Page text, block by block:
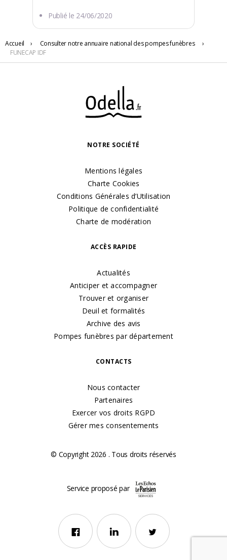
3 RUE PIERRE SEMARD
94370 Sucy-en-Brie
Publié le 24/06/2020
Accueil › Consulter notre annuaire national des pompes funèbres
›
FUNECAP IDF
NOTRE SOCIÉTÉ
Mentions légales
Charte Cookies
Conditions Générales d’Utilisation
Politique de confidentialité
Charte de modération
ACCÈS RAPIDE
Actualités
Anticiper et accompagner
Trouver et organiser
Deuil et formalités
Archive des avis
Pompes funèbres par département
CONTACTS
Nous contacter
Partenaires
Exercer vos droits RGPD
Gérer mes consentements
© Copyright 2026 . Tous droits réservés
Service proposé par